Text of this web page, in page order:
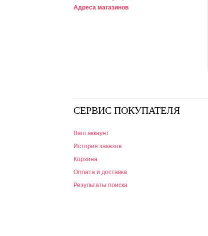
Адреса магазинов
СЕРВИС ПОКУПАТЕЛЯ
Ваш аккаунт
История заказов
Корзина
Оплата и доставка
Результаты поиска